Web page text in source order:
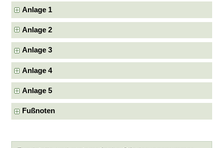
Anlage 1
Anlage 2
Anlage 3
Anlage 4
Anlage 5
Fußnoten